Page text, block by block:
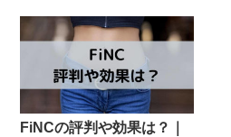
FiNCの評判や効果は？｜